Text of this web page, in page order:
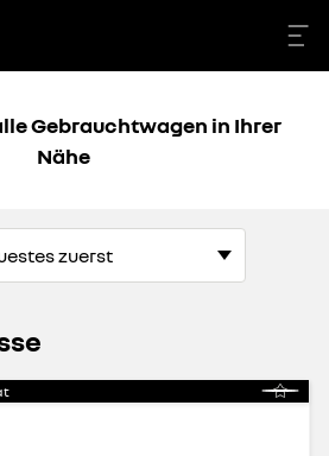
Gebrauchtwagen in Ihrer
Nähe